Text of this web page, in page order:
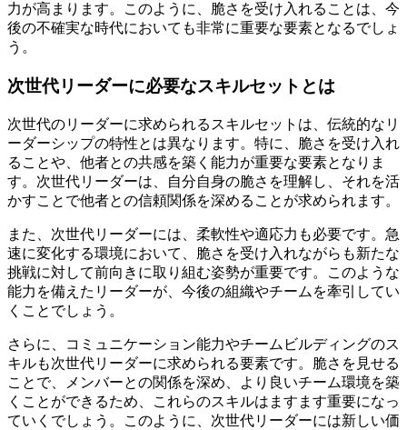
力が高まります。このように、脆さを受け入れることは、今
後の不確実な時代においても非常に重要な要素となるでしょ
う。
次世代リーダーに必要なスキルセットとは
次世代のリーダーに求められるスキルセットは、伝統的なリ
ーダーシップの特性とは異なります。特に、脆さを受け入れ
ることや、他者との共感を築く能力が重要な要素となりま
す。次世代リーダーは、自分自身の脆さを理解し、それを活
かすことで他者との信頼関係を深めることが求められます。
また、次世代リーダーには、柔軟性や適応力も必要です。急
速に変化する環境において、脆さを受け入れながらも新たな
挑戦に対して前向きに取り組む姿勢が重要です。このような
能力を備えたリーダーが、今後の組織やチームを牽引してい
くことでしょう。
さらに、コミュニケーション能力やチームビルディングのス
キルも次世代リーダーに求められる要素です。脆さを見せる
ことで、メンバーとの関係を深め、より良いチーム環境を築
くことができるため、これらのスキルはますます重要になっ
ていくでしょう。このように、次世代リーダーには新しい価